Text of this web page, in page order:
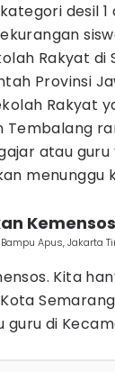
desil 1
Rakyat di
Provinsi
Rakyat
Tembalang
atau
menunggu
Kemensos
Apus, Jakarta
Kita
di